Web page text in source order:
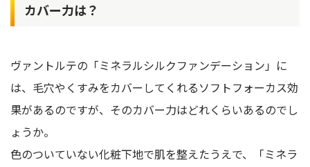
カバー力は？
ヴァントルテの「ミネラルシルクファンデーション」に
は、毛穴やくすみをカバーしてくれるソフトフォーカス効
果があるのですが、そのカバー力はどれくらいあるのでし
ょうか。
色のついていない化粧下地で肌を整えたうえで、「ミネラ